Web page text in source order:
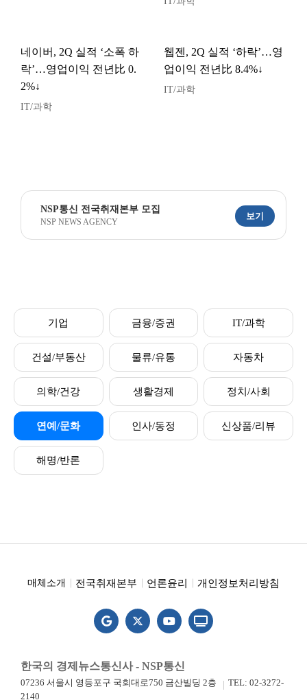
네이버, 2Q 실적 ‘소폭 하
락’…영업이익 전년比 0.
2%↓
IT/과학
웹젠, 2Q 실적 ‘하락’…영
업이익 전년比 8.4%↓
IT/과학
NSP통신 전국취재본부 모집
NSP NEWS AGENCY
보기
기업 금융/증권 IT/과학
건설/부동산 물류/유통 자동차
의학/건강 생활경제 정치/사회
연예/문화 인사/동정 신상품/리뷰
해명/반론
매체소개 전국취재본부 언론윤리 개인정보처리방침
한국의 경제뉴스통신사 - NSP통신
07236 서울시 영등포구 국회대로750 금산빌딩 2층
TEL: 02-3272-
2140